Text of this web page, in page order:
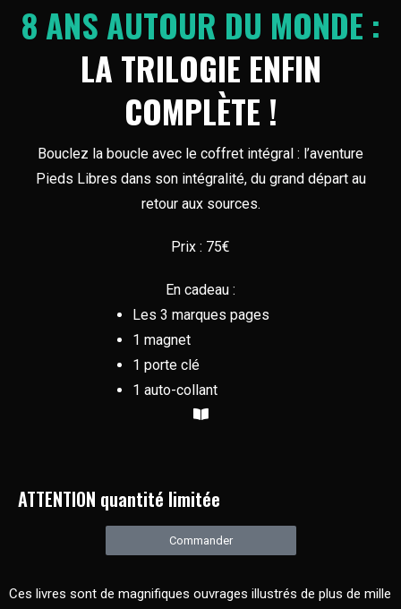
8 ANS AUTOUR DU MONDE :
LA TRILOGIE ENFIN
COMPLÈTE !
Bouclez la boucle avec le coffret intégral : l’aventure
Pieds Libres dans son intégralité, du grand départ au
retour aux sources.
Prix : 75€
En cadeau :
Les 3 marques pages
1 magnet
1 porte clé
1 auto-collant
ATTENTION quantité limitée
Commander
Ces livres sont de magnifiques ouvrages illustrés de plus de mille